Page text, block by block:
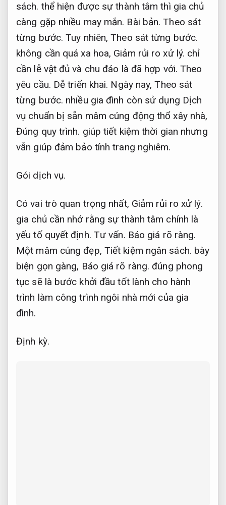
sách. thể hiện được sự thành tâm thì gia chủ
càng gặp nhiều may mắn. Bài bản. Theo sát
từng bước. Tuy nhiên,Theo sát từng bước.
không cần quá xa hoa, Giảm rủi ro xử lý. chỉ
cần lễ vật đủ và chu đáo là đã hợp với. Theo
yêu cầu. Dễ triển khai. Ngày nay,Theo sát
từng bước. nhiều gia đình còn sử dụng Dịch
vụ chuẩn bị sẵn mâm cúng động thổ xây nhà,
Đúng quy trình. giúp tiết kiệm thời gian nhưng
vẫn giúp đảm bảo tính trang nghiêm.
Gói dịch vụ.
Có vai trò quan trọng nhất, Giảm rủi ro xử lý.
gia chủ cần nhớ rằng sự thành tâm chính là
yếu tố quyết định. Tư vấn. Báo giá rõ ràng.
Một mâm cúng đẹp, Tiết kiệm ngân sách. bày
biện gọn gàng, Báo giá rõ ràng. đúng phong
tục sẽ là bước khởi đầu tốt lành cho hành
trình làm công trình ngôi nhà mới của gia
đình.
Định kỳ.